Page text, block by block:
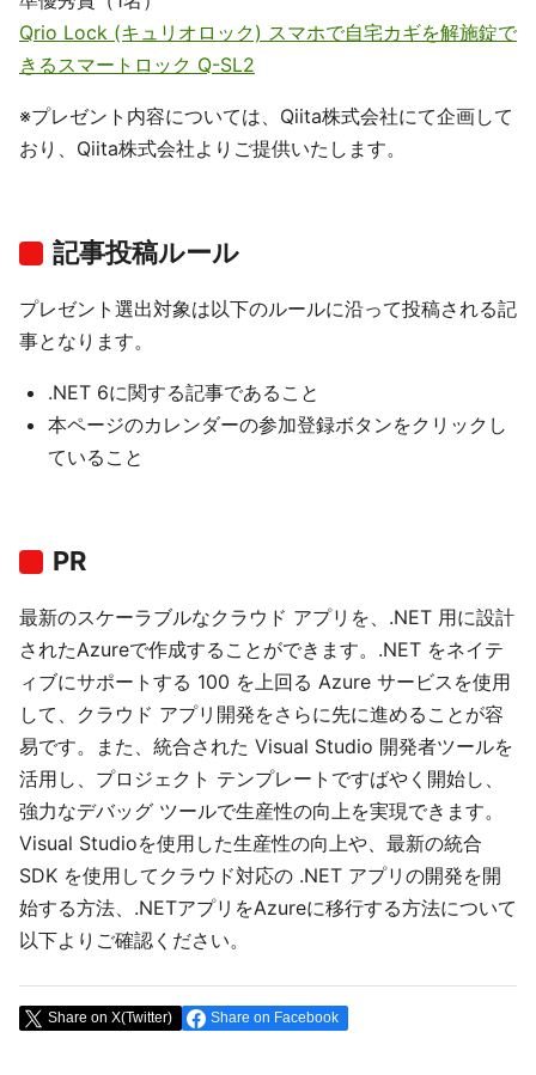
Qrio Lock (キュリオロック) スマホで自宅カギを解施錠で
きるスマートロック Q-SL2
※プレゼント内容については、Qiita株式会社にて企画して
おり、Qiita株式会社よりご提供いたします。
記事投稿ルール
プレゼント選出対象は以下のルールに沿って投稿される記
事となります。
.NET 6に関する記事であること
本ページのカレンダーの参加登録ボタンをクリックし
ていること
PR
最新のスケーラブルなクラウド アプリを、.NET 用に設計
されたAzureで作成することができます。.NET をネイテ
ィブにサポートする 100 を上回る Azure サービスを使用
して、クラウド アプリ開発をさらに先に進めることが容
易です。また、統合された Visual Studio 開発者ツールを
活用し、プロジェクト テンプレートですばやく開始し、
強力なデバッグ ツールで生産性の向上を実現できます。
Visual Studioを使用した生産性の向上や、最新の統合
SDK を使用してクラウド対応の .NET アプリの開発を開
始する方法、.NETアプリをAzureに移行する方法について
以下よりご確認ください。
Share on X(Twitter) Share on Facebook